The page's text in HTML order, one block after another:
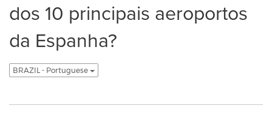
dos 10 principais aeroportos
da Espanha?
BRAZIL - Portuguese